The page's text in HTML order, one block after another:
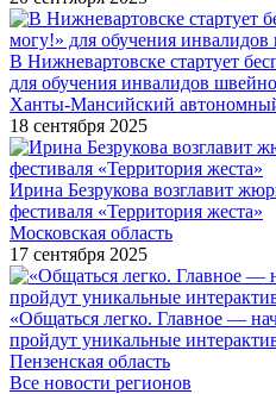
В Нижневартовске стартует
для обучения инвалидов
Ханты-Мансийский
18 сентября 2025
Ирина Безрукова возглавит
фестиваля «Территория жеста»
Московская область
17 сентября 2025
«Общаться легко. Главное —
пройдут уникальные
Пензенская область
Все новости регионов